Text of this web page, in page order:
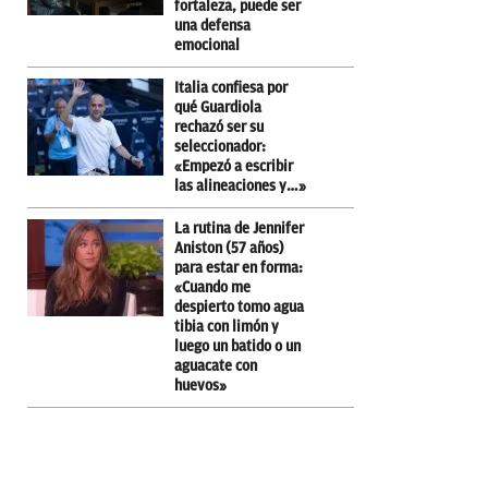
fortaleza, puede ser
una defensa
emocional
Italia confiesa por
qué Guardiola
rechazó ser su
seleccionador:
«Empezó a escribir
las alineaciones y…»
La rutina de Jennifer
Aniston (57 años)
para estar en forma:
«Cuando me
despierto tomo agua
tibia con limón y
luego un batido o un
aguacate con
huevos»